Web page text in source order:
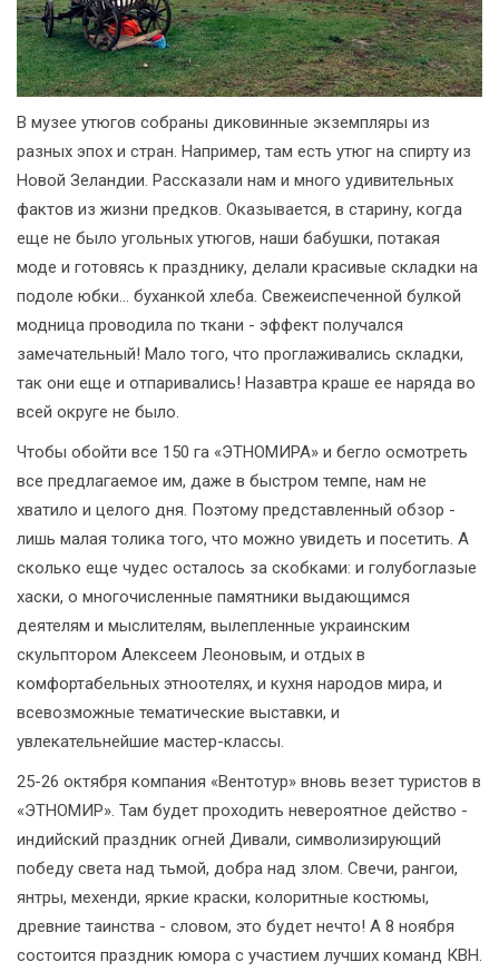
В музее утюгов собраны диковинные экземпляры из
разных эпох и стран. Например, там есть утюг на спирту из
Новой Зеландии. Рассказали нам и много удивительных
фактов из жизни предков. Оказывается, в старину, когда
еще не было угольных утюгов, наши бабушки, потакая
моде и готовясь к празднику, делали красивые складки на
подоле юбки... буханкой хлеба. Свежеиспеченной булкой
модница проводила по ткани - эффект получался
замечательный! Мало того, что проглаживались складки,
так они еще и отпаривались! Назавтра краше ее наряда во
всей округе не было.
Чтобы обойти все 150 га «ЭТНОМИРА» и бегло осмотреть
все предлагаемое им, даже в быстром темпе, нам не
хватило и целого дня. Поэтому представленный обзор -
лишь малая толика того, что можно увидеть и посетить. А
сколько еще чудес осталось за скобками: и голубоглазые
хаски, о многочисленные памятники выдающимся
деятелям и мыслителям, вылепленные украинским
скульптором Алексеем Леоновым, и отдых в
комфортабельных этноотелях, и кухня народов мира, и
всевозможные тематические выставки, и
увлекательнейшие мастер-классы.
25-26 октября компания «Вентотур» вновь везет туристов в
«ЭТНОМИР». Там будет проходить невероятное действо -
индийский праздник огней Дивали, символизирующий
победу света над тьмой, добра над злом. Свечи, рангои,
янтры, мехенди, яркие краски, колоритные костюмы,
древние таинства - словом, это будет нечто! А 8 ноября
состоится праздник юмора с участием лучших команд КВН.